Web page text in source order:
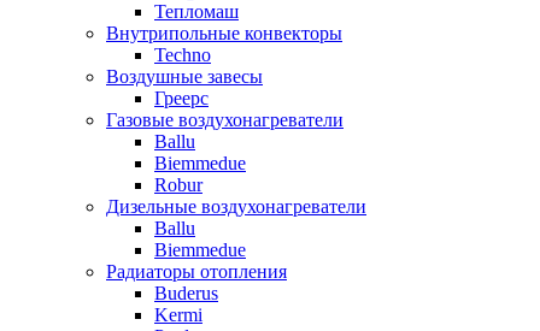
Тепломаш
Внутрипольные конвекторы
Techno
Воздушные завесы
Греерс
Газовые воздухонагреватели
Ballu
Biemmedue
Robur
Дизельные воздухонагреватели
Ballu
Biemmedue
Радиаторы отопления
Buderus
Kermi